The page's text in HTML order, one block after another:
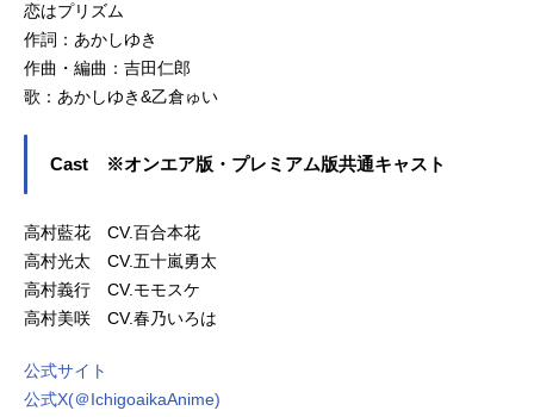
恋はプリズム
作詞：あかしゆき
作曲・編曲：吉田仁郎
歌：あかしゆき&乙倉ゅい
Cast ※オンエア版・プレミアム版共通キャスト
高村藍花 CV.百合本花
高村光太 CV.五十嵐勇太
高村義行 CV.モモスケ
高村美咲 CV.春乃いろは
公式サイト
公式X(＠IchigoaikaAnime)